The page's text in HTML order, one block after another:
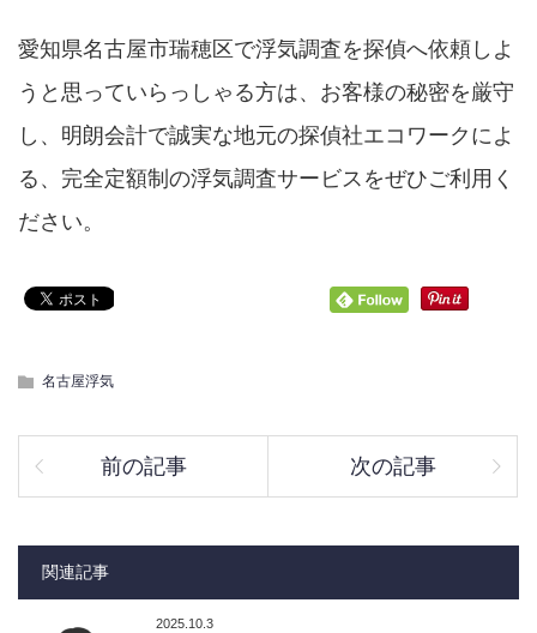
愛知県名古屋市瑞穂区で浮気調査を探偵へ依頼しよ
うと思っていらっしゃる方は、お客様の秘密を厳守
し、明朗会計で誠実な地元の探偵社エコワークによ
る、完全定額制の浮気調査サービスをぜひご利用く
ださい。
名古屋浮気
前の記事 次の記事
関連記事
2025.10.3